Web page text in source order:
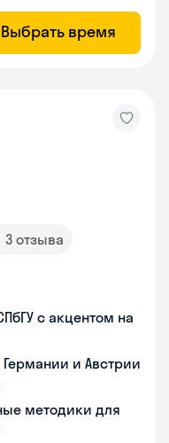
Выбрать время
3 отзыва
с акцентом на
и Австрии
методики для